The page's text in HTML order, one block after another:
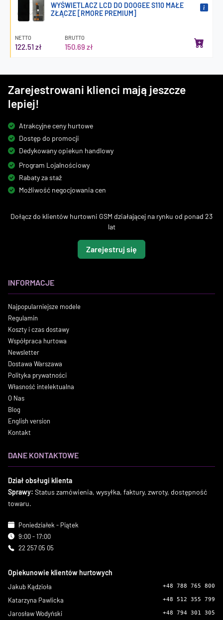
WYŚWIETLACZ LCD DO DOOGEE S110 MAŁE
ZŁĄCZE [RMORE PREMIUM]
NETTO
122.51 zł
BRUTTO
150.69 zł
Zarejestrowani klienci mają jeszcze
lepiej!
Atrakcyjne ceny hurtowe
Dostęp do promocji
Dedykowany opiekun handlowy
Program Lojalnościowy
Rabaty za staż
Możliwość negocjowania cen
Dołącz do klientów hurtowni GSM działającej na rynku od ponad 23
lat
Zarejestruj się
INFORMACJE
Najpopularniejsze modele
Regulamin
Koszty i czas dostawy
Współpraca hurtowa
Newsletter
Dostawa Warszawa
Polityka prywatności
Własność intelektualna
O Nas
Blog
English version
Kontakt
DANE KONTAKTOWE
Dział obsługi klienta
Sprawy: Status zamówienia, wysyłka, faktury, zwroty, dostępność
towaru.
Poniedziałek - Piątek
9:00 - 17:00
22 257 05 05
Opiekunowie klientów hurtowych
Jakub Kądzioła +48 788 765 800
Katarzyna Pawlicka +48 512 355 799
Jarosław Wodyński +48 794 301 305